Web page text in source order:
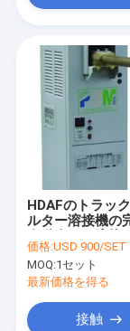
Products
About Us
Factory Tour
Quality
Contact Us
Request A
HDAFのトラッ
ルター溶接機の
価格:USD 900/SET
MOQ:1セット
最新価格を得る
接触